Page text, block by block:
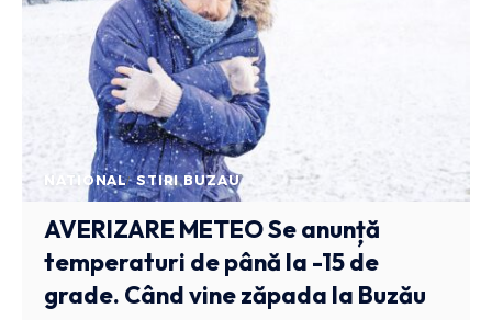
NATIONAL STIRI BUZAU
AVERIZARE METEOSe anunță
temperaturi de până la -15 de
grade. Când vine zăpada la Buzău